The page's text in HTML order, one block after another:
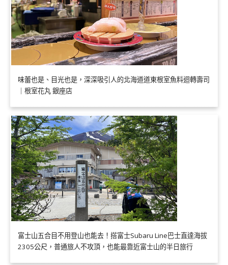
味蕾也是、目光也是，深深吸引人的北海道道東根室魚料迴轉壽司
｜根室花丸 銀座店
富士山五合目不用登山也能去！搭富士Subaru Line巴士直達海拔
2305公尺，普通旅人不攻頂，也能最靠近富士山的半日旅行